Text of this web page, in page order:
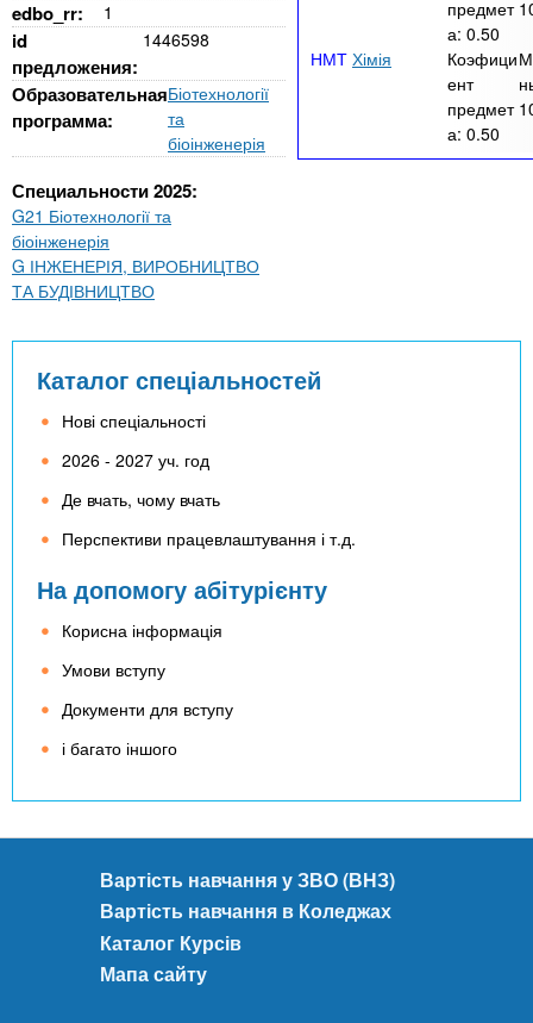
edbo_rr: 1
id
предложения:
1446598
Образовательная
программа:
Біотехнології
та
біоінженерія
предмет
а: 0.50
Хімія
Коэфици
ент
предмет
а: 0.50
Специальности 2025:
G21 Біотехнології та
біоінженерія
G ІНЖЕНЕРІЯ, ВИРОБНИЦТВО
ТА БУДІВНИЦТВО
Каталог спеціальностей
Нові спеціальності
2026 - 2027 уч. год
Де вчать, чому вчать
Перспективи працевлаштування і т.д.
На допомогу абітурієнту
Корисна інформація
Умови вступу
Документи для вступу
і багато іншого
Вартість навчання у ЗВО (ВНЗ)
Вартість навчання в Коледжах
Каталог Курсів
Мапа сайту